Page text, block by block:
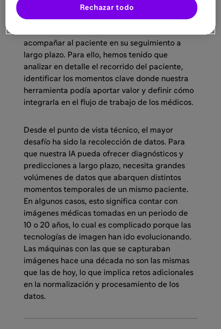
clínico y determinar en qué puntos nuestra
tecnología puede ser más útil. No se trata solo
acompañar al paciente en su seguimiento a
largo plazo. Para ello, hemos tenido que
analizar en detalle el recorrido del paciente,
identificar los momentos clave donde nuestra
herramienta podía aportar valor y definir cómo
integrarla en el flujo de trabajo de los médicos.
Desde el punto de vista técnico, el mayor
desafío ha sido la recolección de datos. Para
que nuestra IA pueda ofrecer diagnósticos y
predicciones a largo plazo, necesita grandes
volúmenes de datos que abarquen distintos
momentos temporales de un mismo paciente.
En algunos casos, esto significa contar con
imágenes médicas tomadas en un periodo de
10 o 20 años, lo cual es complicado porque las
tecnologías de imagen han ido evolucionando.
Las máquinas con las que se capturaban
imágenes hace una década no son las mismas
que las de hoy, lo que implica retos adicionales
en la normalización y procesamiento de los
datos.
Rechazar todo